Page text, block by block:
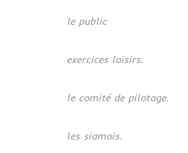
le public
exercices loisirs.
le comité de pilotage.
les siamois.